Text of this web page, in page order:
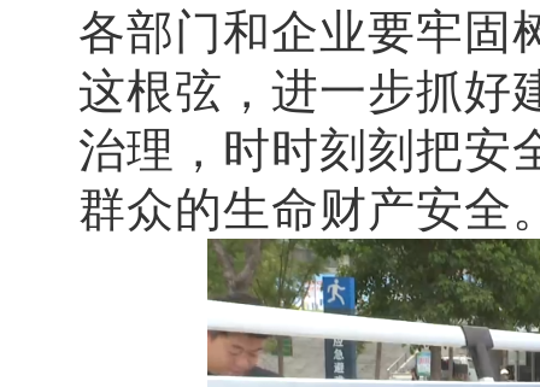
各部门和企业要牢固
这根弦，进一步抓好
治理，时时刻刻把安
群众的生命财产安全